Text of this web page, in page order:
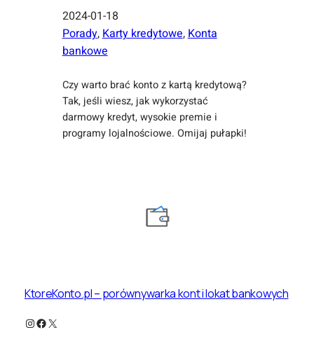
2024-01-18
Porady, Karty kredytowe, Konta
bankowe
Czy warto brać konto z kartą kredytową?
Tak, jeśli wiesz, jak wykorzystać
darmowy kredyt, wysokie premie i
programy lojalnościowe. Omijaj pułapki!
KtoreKonto.pl – porównywarka kont i lokat bankowych
Instagram
Facebook
X